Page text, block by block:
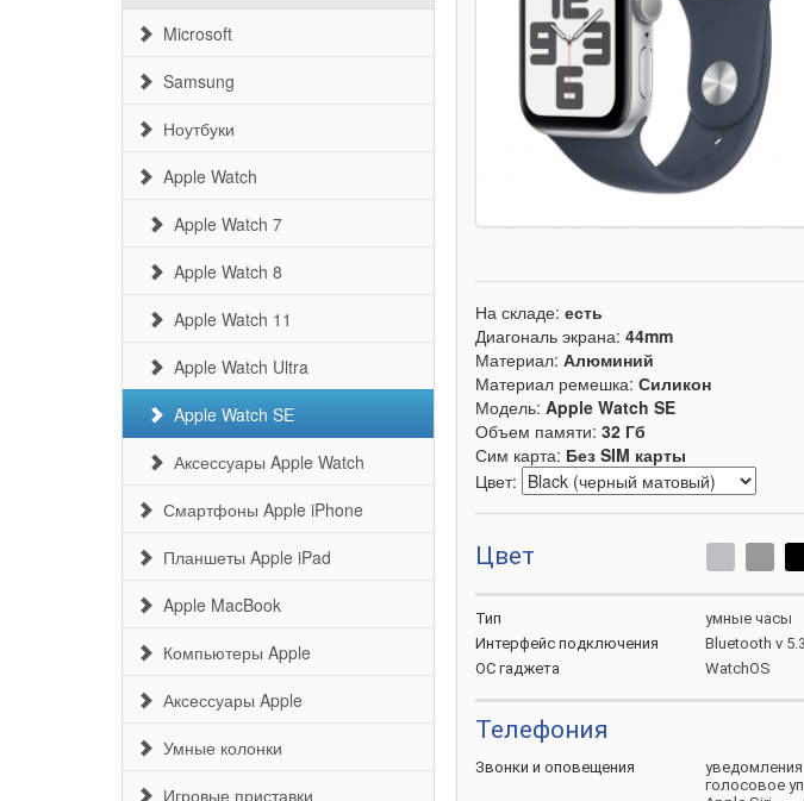
Microsoft
Samsung
Ноутбуки
Apple Watch
Apple Watch 7
Apple Watch 8
Apple Watch 11
Apple Watch Ultra
Apple Watch SE
Аксессуары Apple Watch
Смартфоны Apple iPhone
Планшеты Apple iPad
Apple MacBook
Компьютеры Apple
Аксессуары Apple
Умные колонки
Игровые приставки
На складе: есть
Диагональ экрана: 44mm
Материал: Алюминий
Материал ремешка: Силикон
Модель: Apple Watch SE
Объем памяти: 32 Гб
Сим карта: Без SIM карты
Цвет:
Цвет
Тип
умные часы
Интерфейс подключения
Bluetooth v 5.3
ОС гаджета WatchOS
Телефония
Звонки и оповещения
уведомления
голосовое